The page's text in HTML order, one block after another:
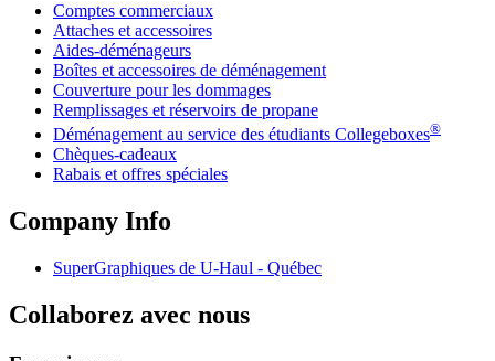
Comptes commerciaux
Attaches et accessoires
Aides-déménageurs
Boîtes et accessoires de déménagement
Couverture pour les dommages
Remplissages et réservoirs de propane
Déménagement au service des étudiants Collegeboxes®
Chèques-cadeaux
Rabais et offres spéciales
Company Info
SuperGraphiques de U-Haul - Québec
Collaborez avec nous